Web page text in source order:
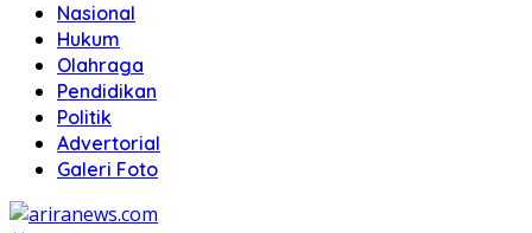
Nasional
Hukum
Olahraga
Pendidikan
Politik
Advertorial
Galeri Foto